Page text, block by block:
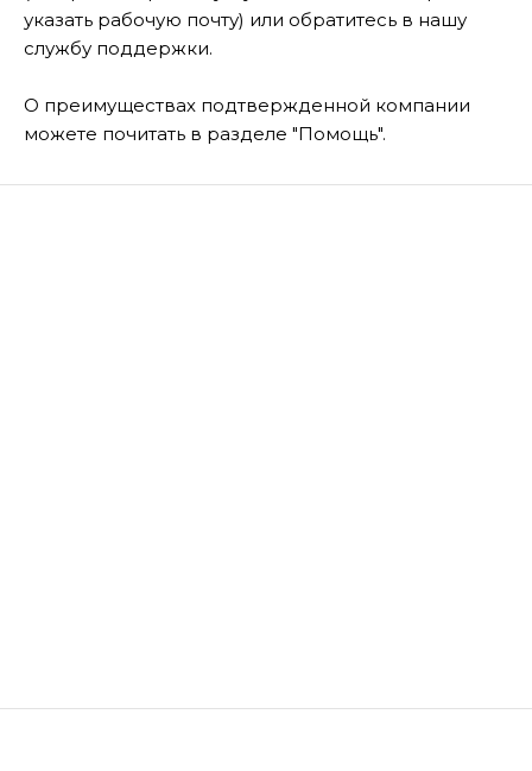
указать рабочую почту) или обратитесь в нашу
службу поддержки.
О преимуществах подтвержденной компании
можете почитать в разделе "Помощь".